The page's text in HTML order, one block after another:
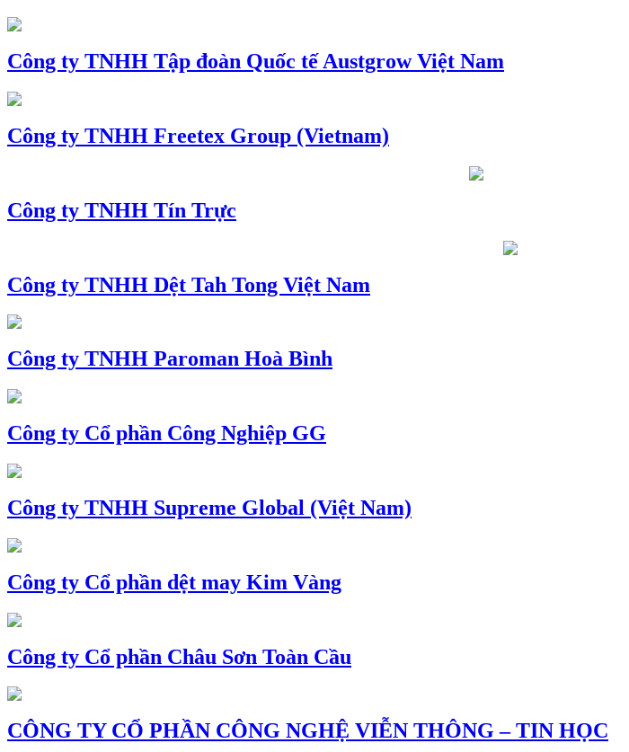
Công ty TNHH Tập đoàn Quốc tế Austgrow Việt Nam
Công ty TNHH Freetex Group (Vietnam)
Công ty TNHH Tín Trực
Công ty TNHH Dệt Tah Tong Việt Nam
Công ty TNHH Paroman Hoà Bình
Công ty Cổ phần Công Nghiệp GG
Công ty TNHH Supreme Global (Việt Nam)
Công ty Cổ phần dệt may Kim Vàng
Công ty Cổ phần Châu Sơn Toàn Cầu
CÔNG TY CỔ PHẦN CÔNG NGHỆ VIỄN THÔNG – TIN HỌC